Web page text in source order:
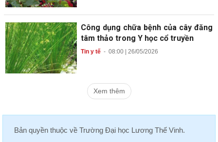
Công dụng chữa bệnh của cây đăng
tâm thảo trong Y học cổ truyền
Tin y tế- 08:00 | 26/05/2026
Xem thêm
Bản quyền thuộc về Trường Đại học Lương Thế Vinh.